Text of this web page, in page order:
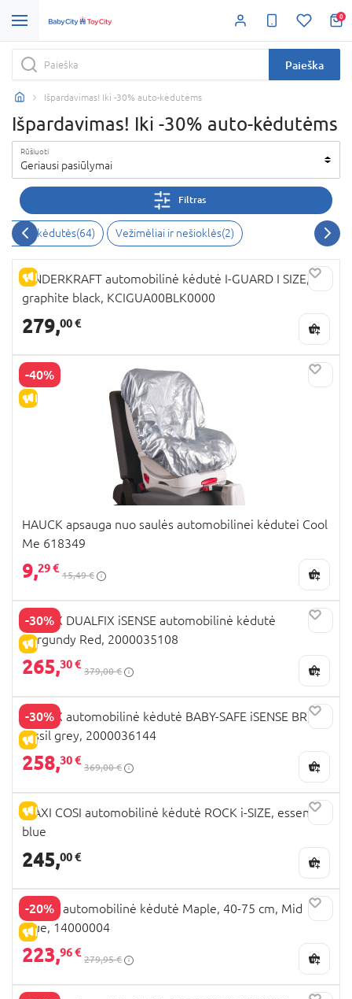
0
Paieška
Išpardavimas! Iki -30% auto-kėdutėms
Išpardavimas! Iki -30% auto-kėdutėms
Rūšiuoti
Geriausi pasiūlymai
Filtras
kėdutės(64) Vežimėliai ir nešioklės(2)
IŠPARDAVIMAS
KINDERKRAFT automobilinė kėdutė I-GUARD I SIZE,
graphite black, KCIGUA00BLK0000
279,00 €
-40%
IŠPARDAVIMAS
HAUCK apsauga nuo saulės automobilinei kėdutei Cool
Me 618349
9,29 €
15,49 €
-30%
IŠPARDAVIMAS
BRITAX DUALFIX iSENSE automobilinė kėdutė
Burgundy Red, 2000035108
265,30 €
379,00 €
-30%
IŠPARDAVIMAS
BRITAX automobilinė kėdutė BABY-SAFE iSENSE BR,
fossil grey, 2000036144
258,30 €
369,00 €
IŠPARDAVIMAS
MAXI COSI automobilinė kėdutė ROCK i-SIZE, essential
blue
245,00 €
-20%
IŠPARDAVIMAS
THULE automobilinė kėdutė Maple, 40-75 cm, Mid
Blue, 14000004
223,96 €
279,95 €